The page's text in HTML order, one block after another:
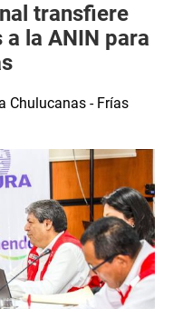
transfiere
la ANIN para
Chulucanas - Frías